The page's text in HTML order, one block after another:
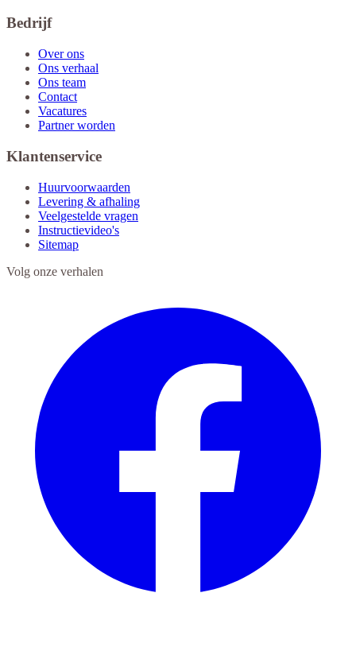
Bedrijf
Over ons
Ons verhaal
Ons team
Contact
Vacatures
Partner worden
Klantenservice
Huurvoorwaarden
Levering & afhaling
Veelgestelde vragen
Instructievideo's
Sitemap
Volg onze verhalen